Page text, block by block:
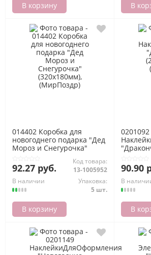
В корзину В
014402 Коробка для
новогоднего подарка "Дед
Мороз и Снегурочка"
92.27 руб.
Код товара:
13-1005952
В наличии
Упаковка:
5 шт.
В корзину
0201092
90.90
В
В